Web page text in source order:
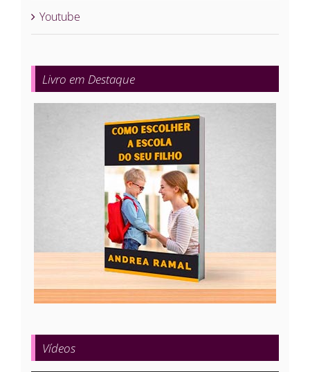
Youtube
Livro em Destaque
Vídeos